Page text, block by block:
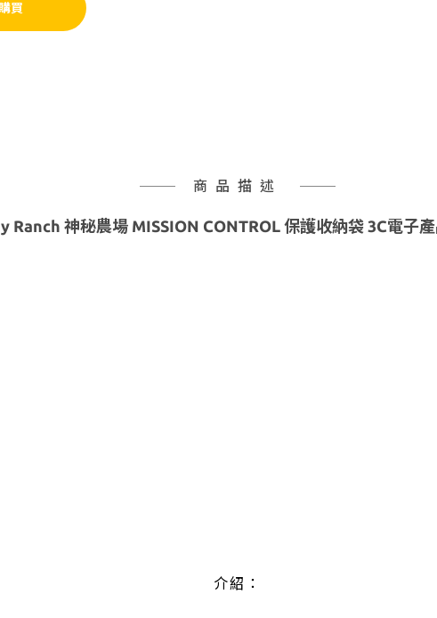
買
商品描述
Ranch 神秘農場 MISSION CONTROL 保護收納袋 3C電子
介紹：